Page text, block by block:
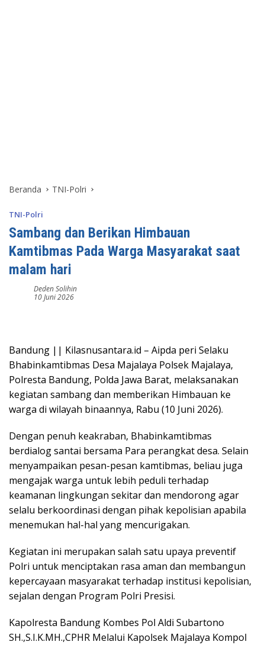
Beranda TNI-Polri
TNI-Polri
Sambang dan Berikan Himbauan
Kamtibmas Pada Warga Masyarakat saat
malam hari
Deden Solihin
10 Juni 2026
Bandung || Kilasnusantara.id – Aipda peri Selaku
Bhabinkamtibmas Desa Majalaya Polsek Majalaya,
Polresta Bandung, Polda Jawa Barat, melaksanakan
kegiatan sambang dan memberikan Himbauan ke
warga di wilayah binaannya, Rabu (10 Juni 2026).
Dengan penuh keakraban, Bhabinkamtibmas
berdialog santai bersama Para perangkat desa. Selain
menyampaikan pesan-pesan kamtibmas, beliau juga
mengajak warga untuk lebih peduli terhadap
keamanan lingkungan sekitar dan mendorong agar
selalu berkoordinasi dengan pihak kepolisian apabila
menemukan hal-hal yang mencurigakan.
Kegiatan ini merupakan salah satu upaya preventif
Polri untuk menciptakan rasa aman dan membangun
kepercayaan masyarakat terhadap institusi kepolisian,
sejalan dengan Program Polri Presisi.
Kapolresta Bandung Kombes Pol Aldi Subartono
SH.,S.I.K.MH.,CPHR Melalui Kapolsek Majalaya Kompol